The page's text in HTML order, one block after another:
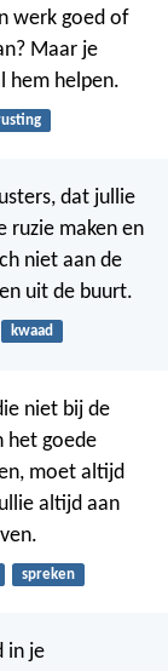
werk goed of
Maar je
hem helpen.
dat jullie
ruzie maken en
niet aan de
uit de buurt.
kwaad
niet bij de
het goede
moet altijd
altijd aan
spreken
in je